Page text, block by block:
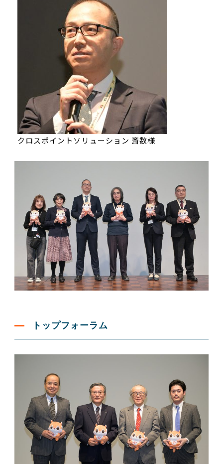
クロスポイントソリューション 斎数様
トップフォーラム